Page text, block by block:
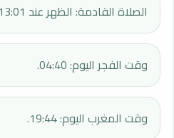
الصلاة القادمة: الظهر عند 13:01.
وقت الفجر اليوم: 04:40.
وقت المغرب اليوم: 19:44.